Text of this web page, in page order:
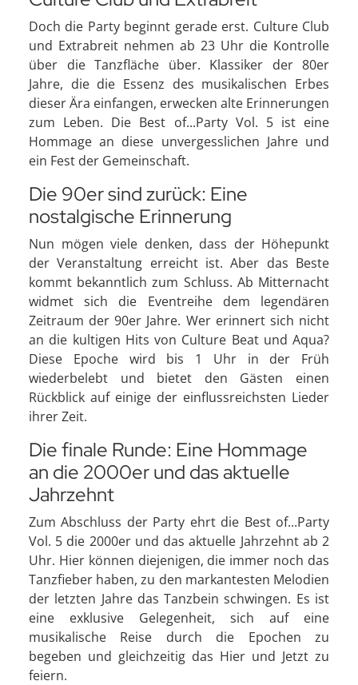
Doch die Party beginnt gerade erst. Culture Club
und Extrabreit nehmen ab 23 Uhr die Kontrolle
über die Tanzfläche über. Klassiker der 80er
Jahre, die die Essenz des musikalischen Erbes
dieser Ära einfangen, erwecken alte Erinnerungen
zum Leben. Die Best of...Party Vol. 5 ist eine
Hommage an diese unvergesslichen Jahre und
ein Fest der Gemeinschaft.
Die 90er sind zurück: Eine
nostalgische Erinnerung
Nun mögen viele denken, dass der Höhepunkt
der Veranstaltung erreicht ist. Aber das Beste
kommt bekanntlich zum Schluss. Ab Mitternacht
widmet sich die Eventreihe dem legendären
Zeitraum der 90er Jahre. Wer erinnert sich nicht
an die kultigen Hits von Culture Beat und Aqua?
Diese Epoche wird bis 1 Uhr in der Früh
wiederbelebt und bietet den Gästen einen
Rückblick auf einige der einflussreichsten Lieder
ihrer Zeit.
Die finale Runde: Eine Hommage
an die 2000er und das aktuelle
Jahrzehnt
Zum Abschluss der Party ehrt die Best of...Party
Vol. 5 die 2000er und das aktuelle Jahrzehnt ab 2
Uhr. Hier können diejenigen, die immer noch das
Tanzfieber haben, zu den markantesten Melodien
der letzten Jahre das Tanzbein schwingen. Es ist
eine exklusive Gelegenheit, sich auf eine
musikalische Reise durch die Epochen zu
begeben und gleichzeitig das Hier und Jetzt zu
feiern.